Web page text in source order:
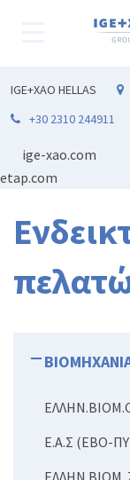
IGE+XAO HELLAS
+30 2310 244911
ige-xao.com
etap.com
Ε.Α.Σ (ΕΒΟ-
ΕΛΛΗΝ.ΒΙΟΜ.